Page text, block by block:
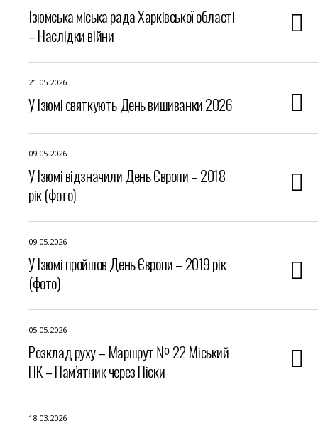
Ізюмська міська рада Харківської області
– Наслідки війни
21.05.2026
У Ізюмі святкують День вишиванки 2026
09.05.2026
У Ізюмі відзначили День Європи – 2018
рік (фото)
09.05.2026
У Ізюмі пройшов День Європи – 2019 рік
(фото)
05.05.2026
Розклад руху – Маршрут № 22 Міський
ПК – Пам’ятник через Піски
18.03.2026